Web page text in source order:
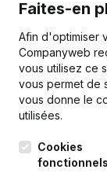
Faites-en
Afin d'optimiser
Companyweb
vous utilisez ce
vous permet de
vous donne le
utilisées.
Cookies
fonctionnels
Français
Kantorenpark